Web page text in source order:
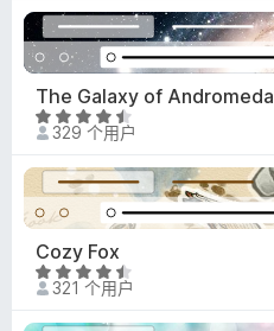
4
.
8
/
5
The Galaxy of Andromeda
评
分
4
.
6
/
5
329 个用户
Cozy Fox
评
分
4
321 个用户